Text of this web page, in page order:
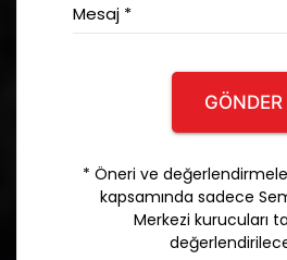
Mesaj *
GÖNDER
* Öneri ve
kapsamında sadece
Merkezi kurucuları